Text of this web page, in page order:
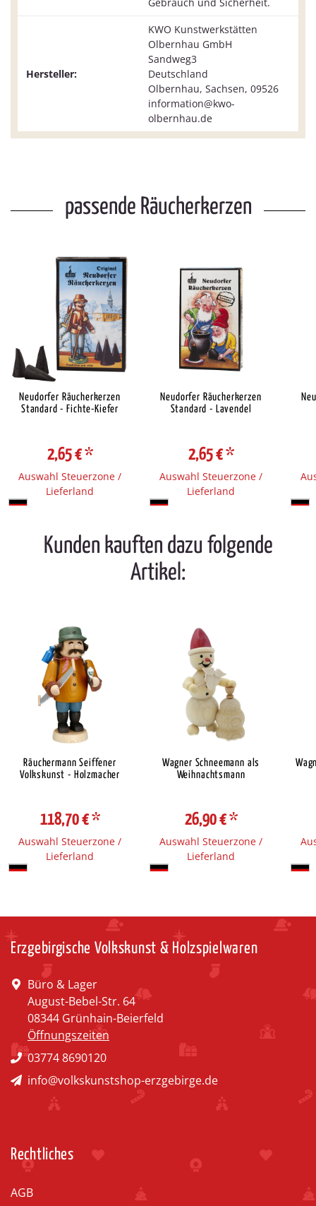
Hersteller:
KWO Kunstwerkstätten
Olbernhau GmbH
Sandweg3
Deutschland
Olbernhau, Sachsen, 09526
information@kwo-
olbernhau.de
passende Räucherkerzen
Neudorfer Räucherkerzen
Standard - Fichte-Kiefer
2,65 €*
Auswahl Steuerzone /
Lieferland
Neudorfer Räucherkerzen
Standard - Lavendel
2,65 €*
Auswahl Steuerzone /
Lieferland
Kunden kauften dazu folgende
Artikel:
Räuchermann Seiffener
Volkskunst - Holzmacher
118,70 €*
Auswahl Steuerzone /
Lieferland
Wagner Schneemann als
Weihnachtsmann
26,90 €*
Auswahl Steuerzone /
Lieferland
Erzgebirgische Volkskunst & Holzspielwaren
Büro & Lager
August-Bebel-Str. 64
08344 Grünhain-Beierfeld
Öffnungszeiten
03774 8690120
info@volkskunstshop-erzgebirge.de
Rechtliches
AGB